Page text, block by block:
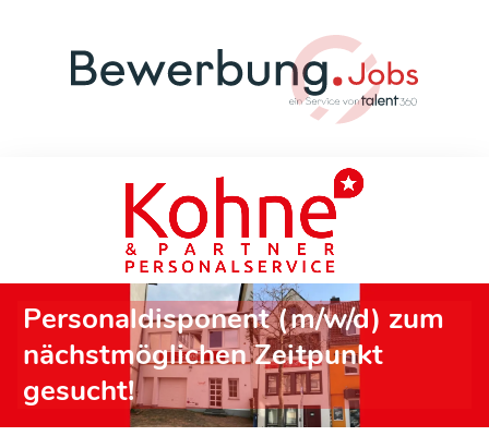
Personaldisponent (m/w/d) zum
nächstmöglichen Zeitpunkt
gesucht!